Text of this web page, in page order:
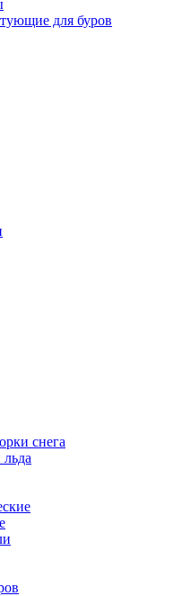
для буров
снега